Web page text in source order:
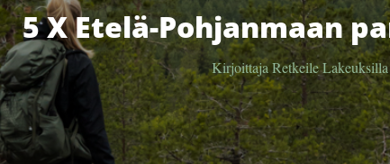
5 X Etelä-Pohjanmaan
Kirjoittaja Retkeile Lakeuksilla